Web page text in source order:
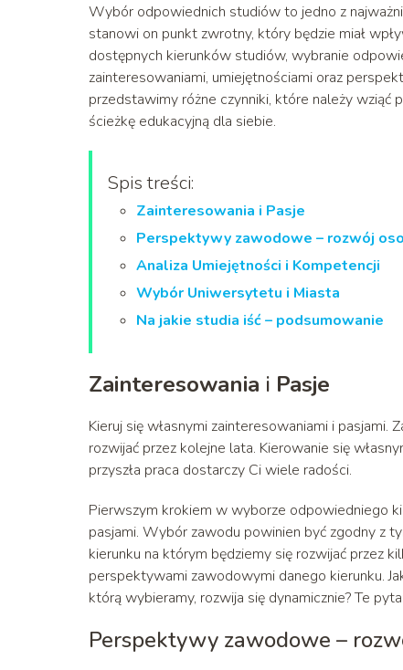
Wybór odpowiednich studiów to jedno z
stanowi on punkt zwrotny, który będzie miał
dostępnych kierunków studiów, wybranie
zainteresowaniami, umiejętnościami oraz
przedstawimy różne czynniki, które należy wziąć
ścieżkę edukacyjną dla siebie.
Spis treści:
Zainteresowania i Pasje
Perspektywy zawodowe – rozwój
Analiza Umiejętności i Kompetencji
Wybór Uniwersytetu i Miasta
Na jakie studia iść – podsumowanie
Zainteresowania i Pasje
Kieruj się własnymi zainteresowaniami i pasjami.
rozwijać przez kolejne lata. Kierowanie się
przyszła praca dostarczy Ci wiele radości.
Pierwszym krokiem w wyborze odpowiedniego
pasjami. Wybór zawodu powinien być zgodny z
kierunku na którym będziemy się rozwijać przez
perspektywami zawodowymi danego kierunku.
którą wybieramy, rozwija się dynamicznie? Te
Perspektywy zawodowe –